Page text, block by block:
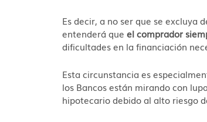
Es decir, a no ser que se excluya
entenderá que el comprador
dificultades en la financiación
Esta circunstancia es
los Bancos están mirando con
hipotecario debido al alto riesgo